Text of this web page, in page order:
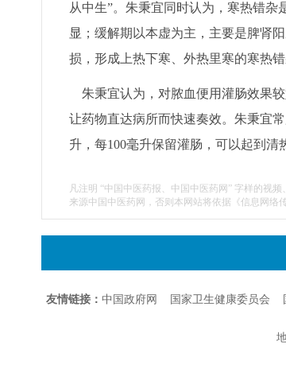
从中生”。朱秉宜同时认为，寒热错
显；缓解期以本虚为主，主要是脾肾
损，形成上热下寒、外热里寒的寒热错
朱秉宜认为，对脓血便用灌肠效果
让药物直达病所而快速奏效。朱秉宜
升，每100毫升保留灌肠，可以起到清
凡注明 “中国中医药报、中国中医药网” 字样的视
来源中国中医药网，否则本网站将依据《信息网络
友情链接： 中国政府网 国家卫生健康委员会